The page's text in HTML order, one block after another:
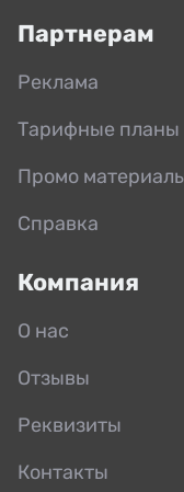
Партнерам
Реклама
Тарифные планы
Промо
Справка
Компания
О нас
Отзывы
Реквизиты
Контакты